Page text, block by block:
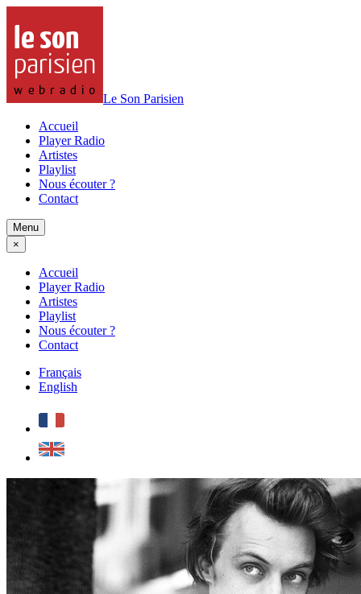
Le Son Parisien
Accueil
Player Radio
Artistes
Playlist
Nous écouter ?
Contact
Menu
×
Accueil
Player Radio
Artistes
Playlist
Nous écouter ?
Contact
Français
English